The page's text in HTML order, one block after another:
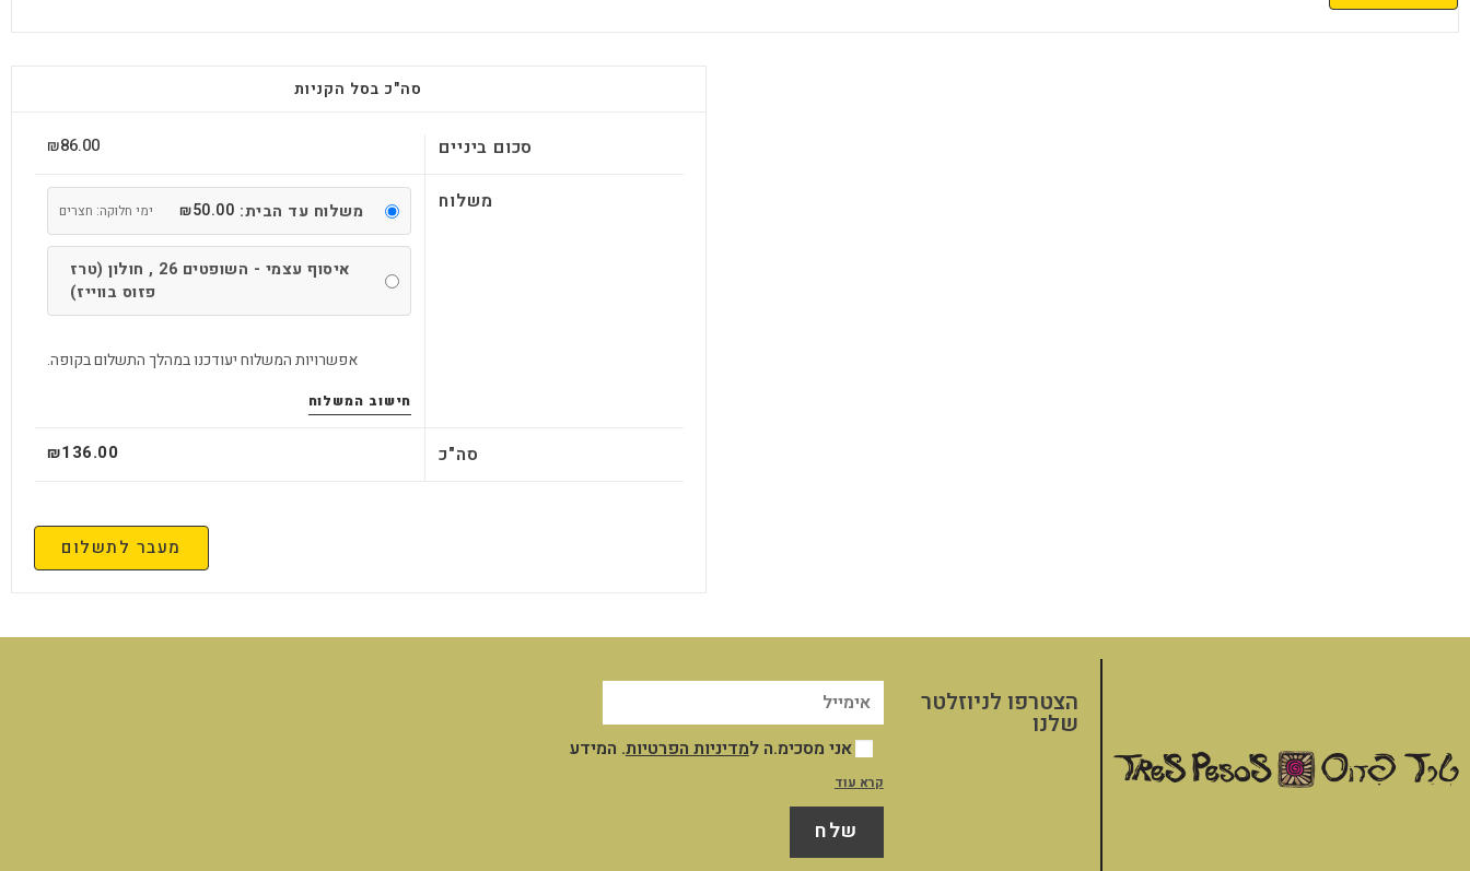
סה"כ בסל הקניות
סכום ביניים ₪86.00
משלוח משלוח עד הבית: ₪50.00 ימי חלוקה: חצרים
איסוף עצמי - השופטים 26 , חולון (טרז
פזוס בווייז)
אפשרויות המשלוח יעודכנו במהלך התשלום בקופה.
חישוב המשלוח
סה"כ ₪136.00
מעבר לתשלום
הצטרפו לניוזלטר
שלנו
אני מסכימ.ה למדיניות הפרטיות. המידע
שייאסף אודותיי במסגרת השימוש שלי באתר
יישמר במאגר המידע שבשליטת החברה לצורך
ניהול וייעול השירות והקשר עמי, לצרכים
תפעוליים ושיווקיים כמפורט במדיניות
קרא עוד
שלח